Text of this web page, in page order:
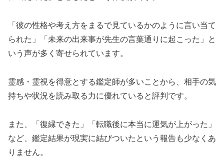
「彼の性格や考え方をまるで見ているかのように言い当て
られた」「未来の出来事が先生の言葉通りに起こった」と
いう声が多く寄せられています。
霊感・霊視を得意とする鑑定師が多いことから、相手の気
持ちや状況を読み取る力に優れていると評判です。
また、「復縁できた」「転職後に本当に運気が上がった」
など、鑑定結果が現実に結びついたという報告も少なくあ
りません。